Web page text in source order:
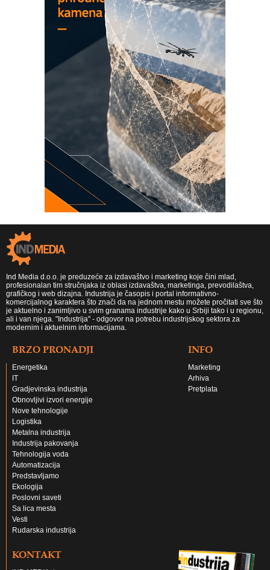
Ind Media d.o.o. je preduzeće za izdavaštvo i marketing koje čini mlad,
profesionalan tim stručnjaka iz oblasi izdavaštva, marketinga, prevodilaštva,
grafičkog i web dizajna. Industrija je časopis i portal informativno-
komercijalnog karaktera što znači da na jednom mestu možete pročitati sve što
je aktuelno i zanimljivo u svim granama industrije kako u Srbiji tako i u regionu,
ali i van njega. "Industrija" - odgovor na potrebu industrijskog sektora za
modernim i aktuelnim informacijama.
BRZO PRONADJI
Energetika
IT
Gradjevinska industrija
Obnovljivi izvori energije
Nove tehnologije
Logistika
Metalna industrija
Industrija pakovanja
Tehnologija voda
Automatizacija
Predstavljamo
Ekologija
Poslovni saveti
Sa lica mesta
Vesti
Rudarska industrija
INFO
Marketing
Arhiva
Pretplata
KONTAKT